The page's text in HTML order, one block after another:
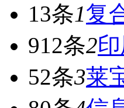
13条1复
912条2
52条3莱